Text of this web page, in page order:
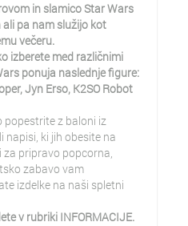
in slamico Star Wars
pa nam služijo kot
večeru.
izberete med različnimi
ponuja naslednje figure:
Jyn Erso, K2SO Robot
popestrite z baloni iz
napisi, ki jih obesite na
za pripravo popcorna,
zabavo vam
izdelke na naši spletni
v rubriki INFORMACIJE.